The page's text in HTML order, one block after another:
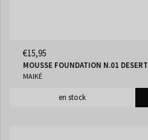
€15,95
MOUSSE FOUNDATION N.01 DESERT
MAIKÉ
en stock